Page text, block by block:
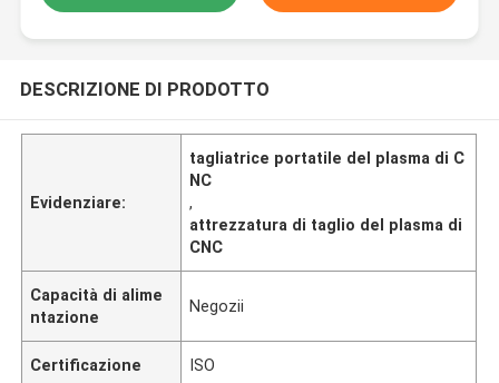
DESCRIZIONE DI PRODOTTO
Evidenziare:
tagliatrice portatile del plasma di C
NC
,
attrezzatura di taglio del plasma di
CNC
Capacità di alime
ntazione
Negozii
Certificazione ISO